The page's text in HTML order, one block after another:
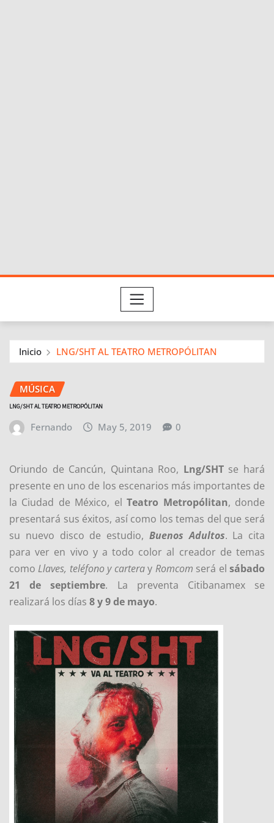
Inicio LNG/SHT AL TEATRO METROPÓLITAN
MÚSICA
LNG/SHT AL TEATRO METROPÓLITAN
Fernando May 5, 2019 0
Oriundo de Cancún, Quintana Roo, Lng/SHTse hará
presente en uno de los escenarios más importantes de
la Ciudad de México, elTeatro Metropólitan, donde
presentará sus éxitos, así como los temas del que será
su nuevo disco de estudio, Buenos Adultos. La cita
para ver en vivo y a todo color al creador de temas
comoLlaves, teléfono y carteray Romcom será elsábado
21 de septiembre. La preventa Citibanamex se
realizará los días 8 y 9 de mayo.